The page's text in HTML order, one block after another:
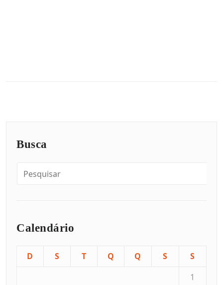
Busca
Calendário
D S T Q Q S
S
1